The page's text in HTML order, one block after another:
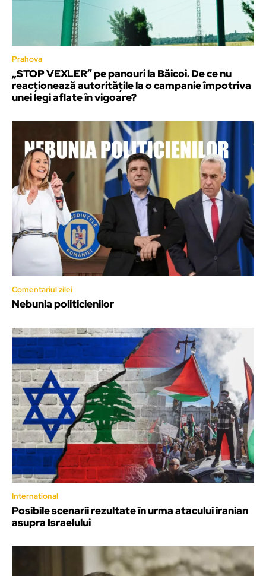
Prahova
„STOP VEXLER” pe panouri la Băicoi. De ce nu
reacționează autoritățile la o campanie împotriva
unei legi aflate în vigoare?
Comentariul zilei
Nebunia politicienilor
International
Posibile scenarii rezultate în urma atacului iranian
asupra Israelului